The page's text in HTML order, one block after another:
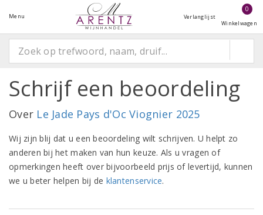
Menu Verlanglijst
0
Winkelwagen
Schrijf een beoordeling
Over Le Jade Pays d'Oc Viognier 2025
Wij zijn blij dat u een beoordeling wilt schrijven. U helpt zo
anderen bij het maken van hun keuze. Als u vragen of
opmerkingen heeft over bijvoorbeeld prijs of levertijd, kunnen
we u beter helpen bij de klantenservice.